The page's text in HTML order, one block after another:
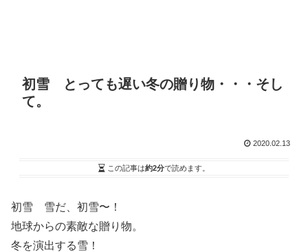
初雪 とっても遅い冬の贈り物・・・そし
て。
2020.02.13
この記事は約2分で読めます。
初雪 雪だ、初雪〜！
地球からの素敵な贈り物。
冬を演出する雪！